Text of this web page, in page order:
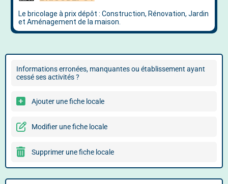
Informations erronées, manquantes ou établissement ayant
cessé ses activités ?
Ajouter une fiche locale
Modifier une fiche locale
Supprimer une fiche locale